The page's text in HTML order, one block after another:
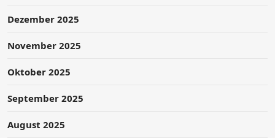
Dezember 2025
November 2025
Oktober 2025
September 2025
August 2025